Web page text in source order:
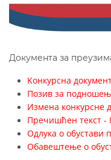
Документа за
Koнкурсна
Позив за
Измена конкурсне
Пречишћен текст -
Одлука о обустави
Обавештење о